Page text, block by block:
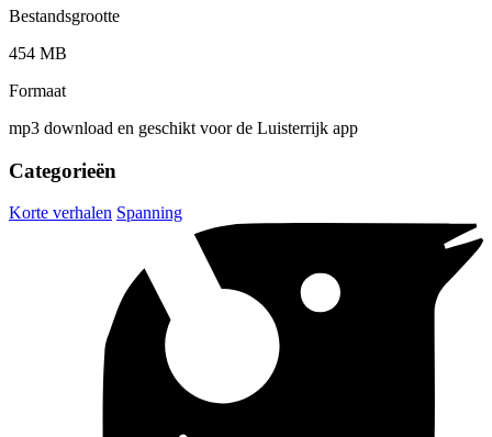
Bestandsgrootte
454 MB
Formaat
mp3 download en geschikt voor de Luisterrijk app
Categorieën
Korte verhalen Spanning